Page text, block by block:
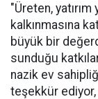
"Üreten,
kalkınmasına
büyük bir
sunduğu
nazik ev
teşekkür ediyor,